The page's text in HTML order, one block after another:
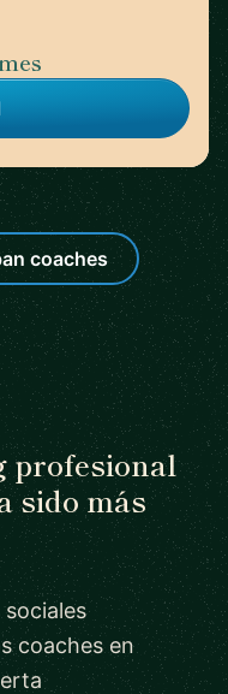
coaches
profesional
sido más
coaches en